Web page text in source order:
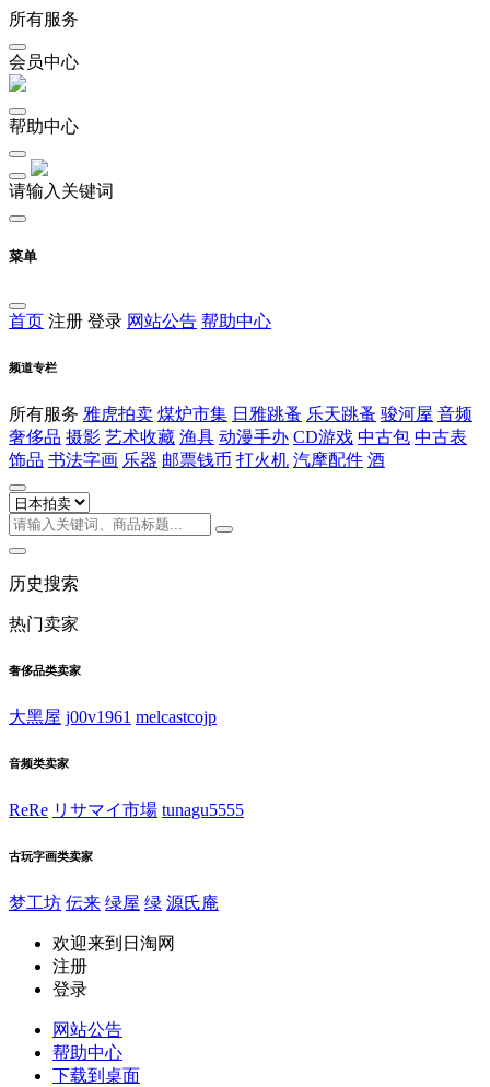
所有服务
会员中心
帮助中心
请输入关键词
菜单
首页 注册 登录 网站公告 帮助中心
频道专栏
所有服务 雅虎拍卖 煤炉市集 日雅跳蚤 乐天跳蚤 骏河屋 音频
奢侈品 摄影 艺术收藏 渔具 动漫手办 CD游戏 中古包 中古表
饰品 书法字画 乐器 邮票钱币 打火机 汽摩配件 酒
历史搜索
热门卖家
奢侈品类卖家
大黑屋 j00v1961 melcastcojp
音频类卖家
ReRe リサマイ市場 tunagu5555
古玩字画类卖家
梦工坊 伝来 绿屋 绿 源氏庵
欢迎来到日淘网
注册
登录
网站公告
帮助中心
下载到桌面